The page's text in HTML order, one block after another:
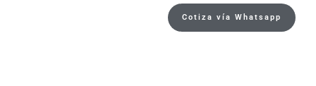
Cotiza vía Whatsapp